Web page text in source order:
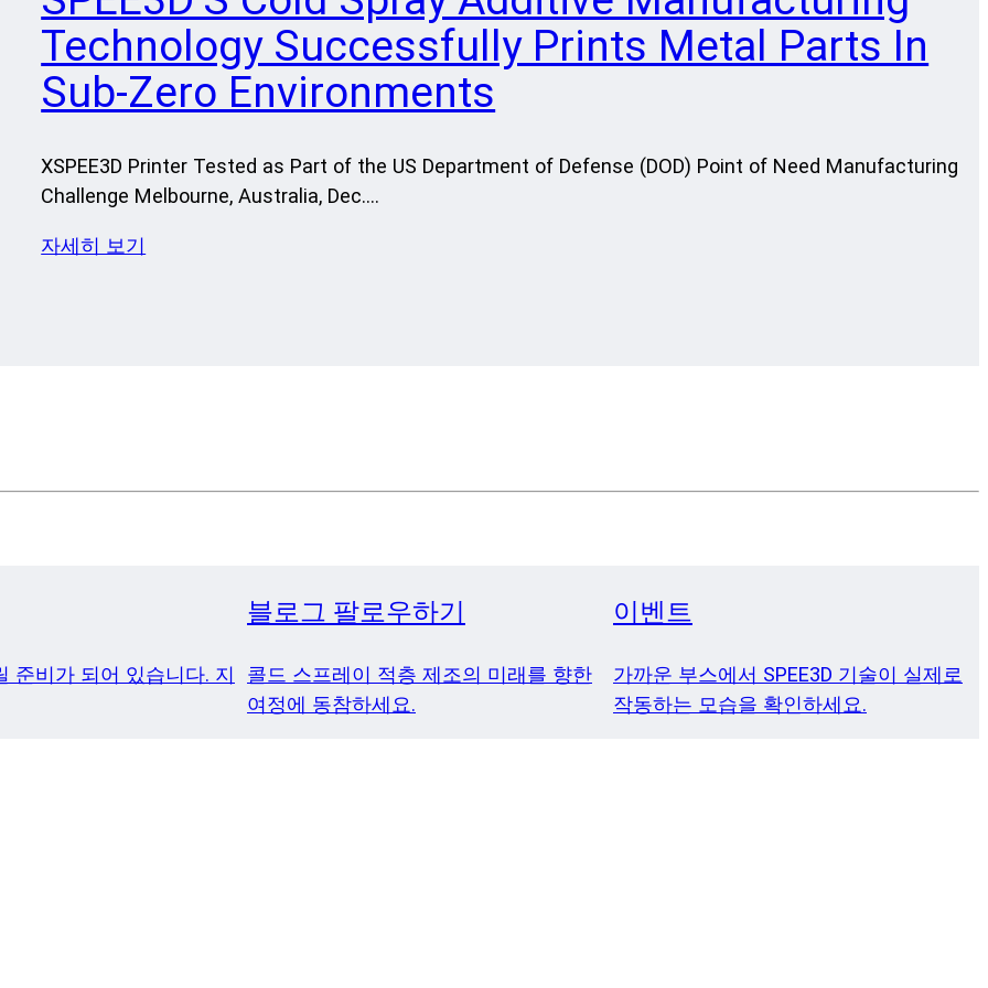
Technology Successfully Prints Metal Parts In
Sub-Zero Environments
XSPEE3D Printer Tested as Part of the US Department of Defense (DOD) Point of Need Manufacturing
Challenge Melbourne, Australia, Dec….
자세히 보기
준비가 되어 있습니다. 지
블로그 팔로우하기
콜드 스프레이 적층 제조의 미래를 향한
여정에 동참하세요.
이벤트
가까운 부스에서 SPEE3D 기술이 실제로
작동하는 모습을 확인하세요.